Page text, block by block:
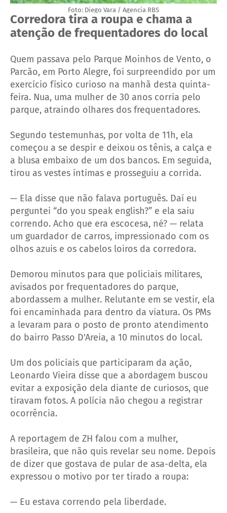
Foto: Diego Vara / Agencia RBS
Corredora tira a roupa e chama a
atenção de frequentadores do local
Quem passava pelo Parque Moinhos de Vento, o
Parcão, em Porto Alegre, foi surpreendido por um
exercício físico curioso na manhã desta quinta-
feira. Nua, uma mulher de 30 anos corria pelo
parque, atraindo olhares dos frequentadores.
Segundo testemunhas, por volta de 11h, ela
começou a se despir e deixou os tênis, a calça e
a blusa embaixo de um dos bancos. Em seguida,
tirou as vestes íntimas e prosseguiu a corrida.
— Ela disse que não falava português. Daí eu
perguntei “do you speak english?” e ela saiu
correndo. Acho que era escocesa, né? — relata
um guardador de carros, impressionado com os
olhos azuis e os cabelos loiros da corredora.
Demorou minutos para que policiais militares,
avisados por frequentadores do parque,
abordassem a mulher. Relutante em se vestir, ela
foi encaminhada para dentro da viatura. Os PMs
a levaram para o posto de pronto atendimento
do bairro Passo D'Areia, a 10 minutos do local.
Um dos policiais que participaram da ação,
Leonardo Vieira disse que a abordagem buscou
evitar a exposição dela diante de curiosos, que
tiravam fotos. A polícia não chegou a registrar
ocorrência.
A reportagem de ZH falou com a mulher,
brasileira, que não quis revelar seu nome. Depois
de dizer que gostava de pular de asa-delta, ela
expressou o motivo por ter tirado a roupa:
— Eu estava correndo pela liberdade.